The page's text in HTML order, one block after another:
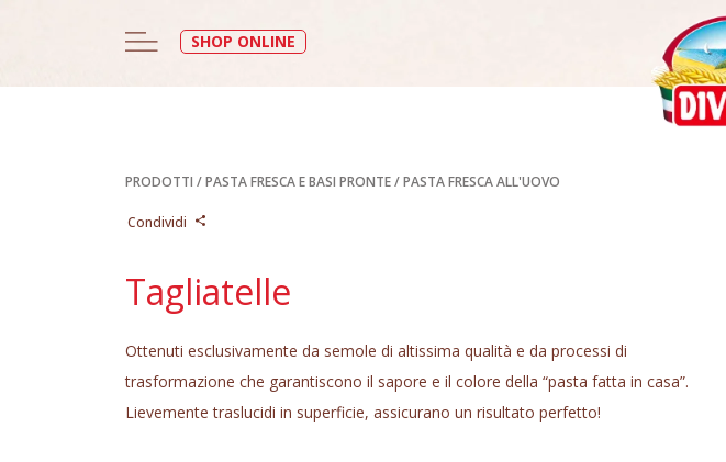
SHOP ONLINE
PRODOTTI /PASTA FRESCA E BASI PRONTE/PASTA FRESCA ALL'UOVO
Condividi
Tagliatelle
Ottenuti esclusivamente da semole di altissima qualità e da processi di
trasformazione che garantiscono il sapore e il colore della “pasta fatta in casa”.
Lievemente traslucidi in superficie, assicurano un risultato perfetto!